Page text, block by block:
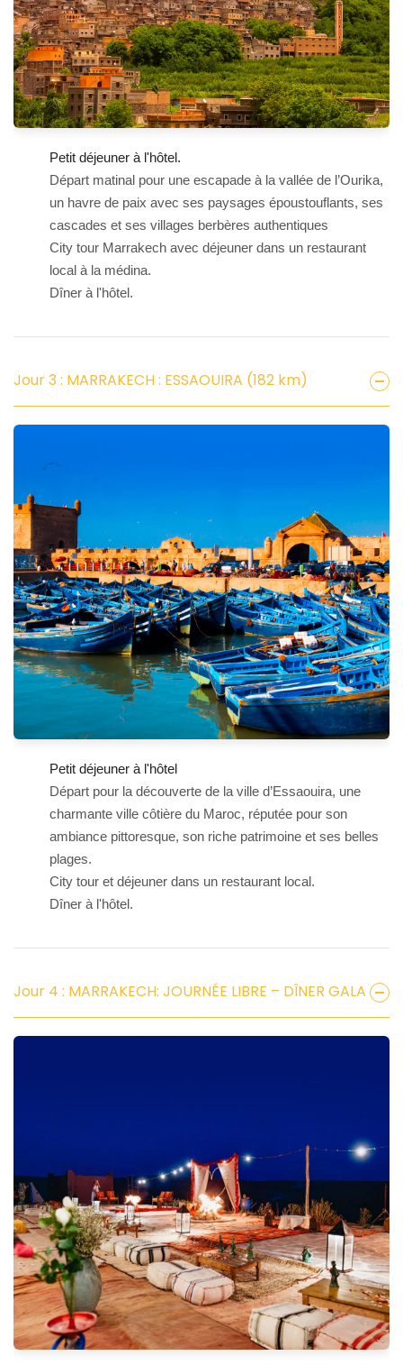
Petit déjeuner à l'hôtel.
Départ matinal pour une escapade à la vallée de l’Ourika,
un havre de paix avec ses paysages époustouflants, ses
cascades et ses villages berbères authentiques
City tour Marrakech avec déjeuner dans un restaurant
local à la médina.
Dîner à l'hôtel.
Jour 3 : MARRAKECH : ESSAOUIRA (182 km)
Petit déjeuner à l'hôtel
Départ pour la découverte de la ville d’Essaouira, une
charmante ville côtière du Maroc, réputée pour son
ambiance pittoresque, son riche patrimoine et ses belles
plages.
City tour et déjeuner dans un restaurant local.
Dîner à l'hôtel.
Jour 4 : MARRAKECH: JOURNÉE LIBRE – DÎNER GALA